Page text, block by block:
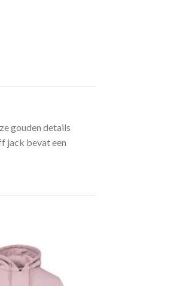
gouden details
jack bevat een